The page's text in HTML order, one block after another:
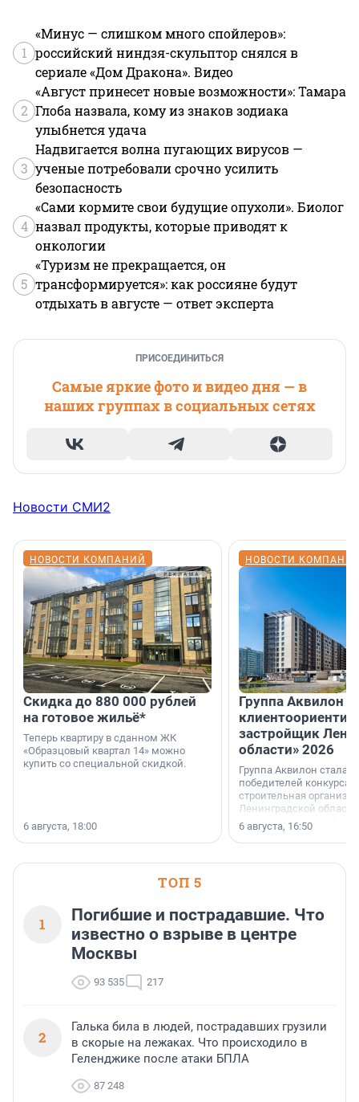
1
«Минус — слишком много спойлеров»:
российский ниндзя-скульптор снялся в
сериале «Дом Дракона». Видео
2
«Август принесет новые возможности»: Тамара
Глоба назвала, кому из знаков зодиака
улыбнется удача
3
Надвигается волна пугающих вирусов —
ученые потребовали срочно усилить
безопасность
4
«Сами кормите свои будущие опухоли». Биолог
назвал продукты, которые приводят к
онкологии
5
«Туризм не прекращается, он
трансформируется»: как россияне будут
отдыхать в августе — ответ эксперта
ПРИСОЕДИНИТЬСЯ
Самые яркие фото и видео дня — в
наших группах в социальных сетях
Новости СМИ2
НОВОСТИ КОМПАНИЙ
Скидка до 880 000 рублей
на готовое жильё*
Теперь квартиру в сданном ЖК
«Образцовый квартал 14» можно
купить со специальной скидкой.
6 августа, 18:00
НОВОСТИ
Группа Аквилон
застройщик
области» 2026
Группа Аквилон стала
победителей конкурса
строительная
Ленинградской области
номинации «Самый
застройщик
области».
6 августа, 16:50
ТОП 5
1
Погибшие и пострадавшие. Что
известно о взрыве в центре
Москвы
93 535 217
2
Галька била в людей, пострадавших грузили
в скорые на лежаках. Что происходило в
Геленджике после атаки БПЛА
87 248